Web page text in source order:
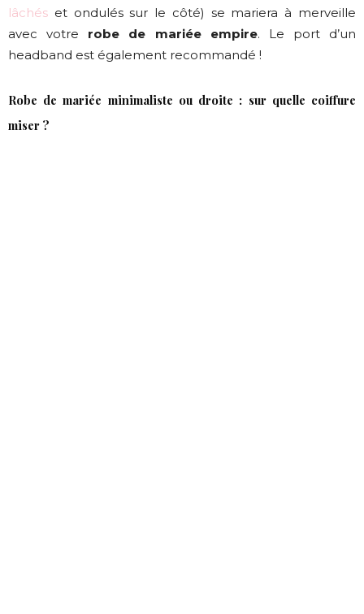
lâchés et ondulés sur le côté) se mariera à merveille
avec votre robe de mariée empire. Le port d’un
headband est également recommandé !
Robe de mariée minimaliste ou droite : sur quelle coiffure
miser ?